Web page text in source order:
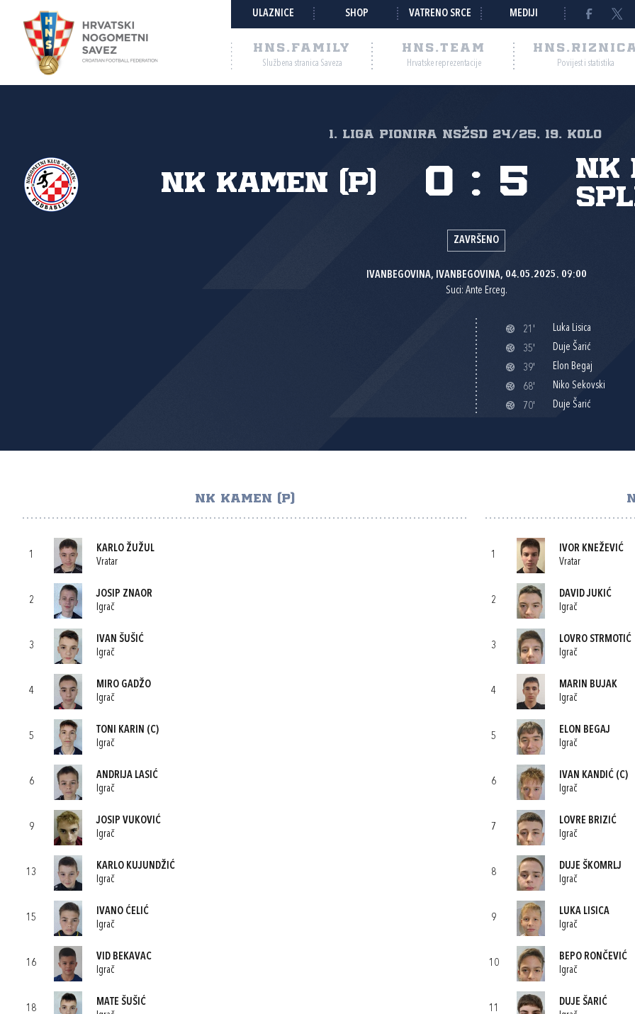
ULAZNICE SHOP VATRENO SRCE MEDIJI
HNS.FAMILY
Službena stranica Saveza
HNS.TEAM
Hrvatske reprezentacije Povijest i statistika
1. liga pionira NSŽSD 24/25, 19. kolo
NK Kamen (P) 0 : 5
ZAVRŠENO
IVANBEGOVINA, IVANBEGOVINA, 04.05.2025. 09:00
Suci: Ante Erceg.
21'
Luka Lisica
35'
Duje Šarić
39'
Elon Begaj
68'
Niko Sekovski
70'
Duje Šarić
NK KAMEN (P)
1
KARLO ŽUŽUL
Vratar
2
JOSIP ZNAOR
Igrač
3
IVAN ŠUŠIĆ
Igrač
4
MIRO GADŽO
Igrač
5
TONI KARIN (C)
Igrač
6
ANDRIJA LASIĆ
Igrač
9
JOSIP VUKOVIĆ
Igrač
13
KARLO KUJUNDŽIĆ
Igrač
15
IVANO ĆELIĆ
Igrač
16
VID BEKAVAC
Igrač
18
MATE ŠUŠIĆ
1
IVOR KNEŽEVIĆ
Vratar
2
DAVID JUKIĆ
Igrač
3
LOVRO STRMOTIĆ
Igrač
4
MARIN BUJAK
Igrač
5
ELON BEGAJ
Igrač
6
IVAN KANDIĆ(C)
Igrač
7
LOVRE BRIZIĆ
Igrač
8
DUJE ŠKOMRLJ
Igrač
9
LUKA LISICA
Igrač
10
BEPO RONČEVIĆ
Igrač
11
DUJE ŠARIĆ